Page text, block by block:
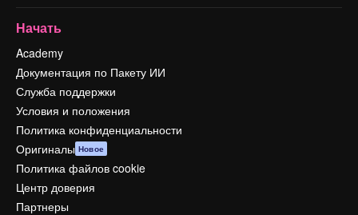
Начать
Academy
Документация по Пакету ИИ
Служба поддержки
Условия и положения
Политика конфиденциальности
Оригиналы Новое
Политика файлов cookie
Центр доверия
Партнеры